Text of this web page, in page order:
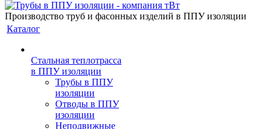
Производство труб и фасонных изделий в ППУ изоляции
Каталог
Стальная теплотрасса
в ППУ изоляции
Трубы в ППУ
изоляции
Отводы в ППУ
изоляции
Неподвижные